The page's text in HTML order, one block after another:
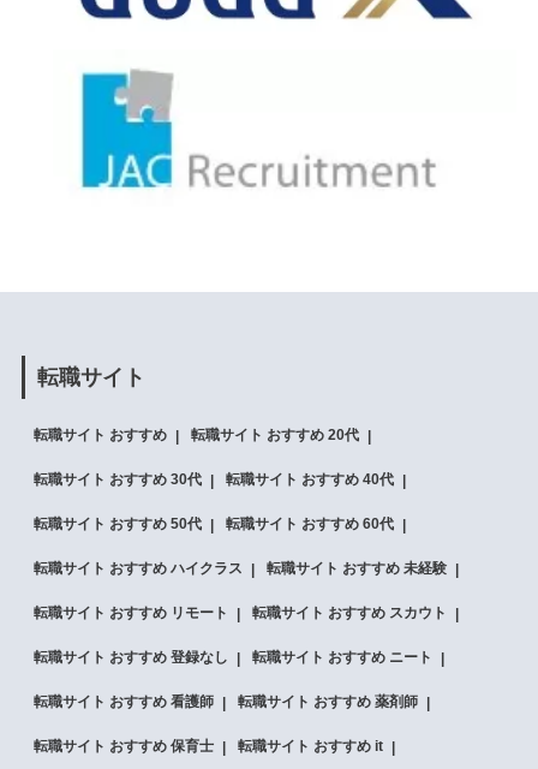
転職サイト
転職サイト おすすめ 転職サイト おすすめ 20代
転職サイト おすすめ 30代 転職サイト おすすめ 40代
転職サイト おすすめ 50代 転職サイト おすすめ 60代
転職サイト おすすめ ハイクラス 転職サイト おすすめ 未経験
転職サイト おすすめ リモート 転職サイト おすすめ スカウト
転職サイト おすすめ 登録なし 転職サイト おすすめ ニート
転職サイト おすすめ 看護師 転職サイト おすすめ 薬剤師
転職サイト おすすめ 保育士 転職サイト おすすめ it